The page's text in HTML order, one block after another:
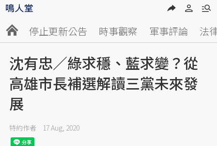
停止更新公告 時事觀察 軍事評論 法
沈有忠／綠求穩、藍求變？從
高雄市長補選解讀三黨未來發
展
特約作者 17 Aug, 2020